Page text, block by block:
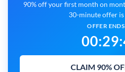
90% off your first month on
30-minute offer
OFFER
00:29:
CLAIM 90%